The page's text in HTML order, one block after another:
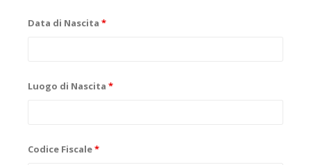
Data di Nascita *
Luogo di Nascita *
Codice Fiscale*